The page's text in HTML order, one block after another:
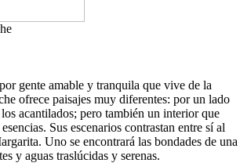
gente amable y tranquila que vive de la
ofrece paisajes muy diferentes: por un lado
acantilados; pero también un interior que
Sus escenarios contrastan entre sí al
Uno se encontrará las bondades de una
y aguas traslúcidas y serenas.